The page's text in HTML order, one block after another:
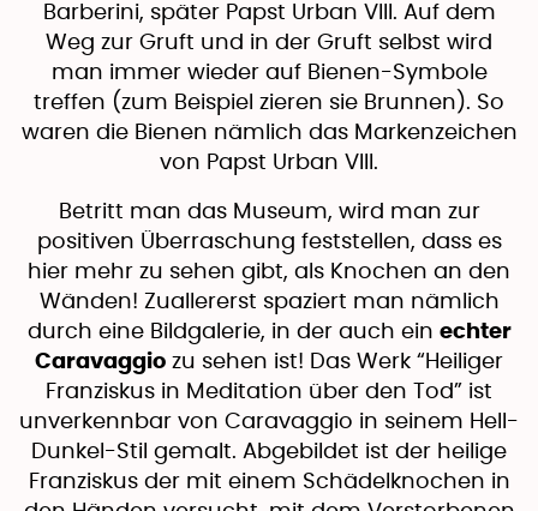
Barberini, später Papst Urban VIII. Auf dem
Weg zur Gruft und in der Gruft selbst wird
man immer wieder auf Bienen-Symbole
treffen (zum Beispiel zieren sie Brunnen). So
waren die Bienen nämlich das Markenzeichen
von Papst Urban VIII.
Betritt man das Museum, wird man zur
positiven Überraschung feststellen, dass es
hier mehr zu sehen gibt, als Knochen an den
Wänden! Zuallererst spaziert man nämlich
durch eine Bildgalerie, in der auch ein echter
Caravaggio zu sehen ist! Das Werk “Heiliger
Franziskus in Meditation über den Tod” ist
unverkennbar von Caravaggio in seinem Hell-
Dunkel-Stil gemalt. Abgebildet ist der heilige
Franziskus der mit einem Schädelknochen in